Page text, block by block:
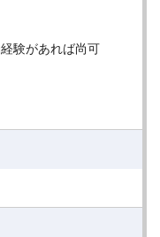
験があれば尚可